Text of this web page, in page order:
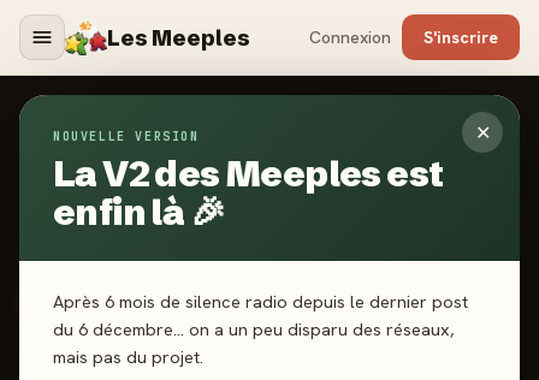
Les Meeples Connexion S'inscrire
✕
NOUVELLE VERSION
La V2 des Meeples est
enfin là 🎉
Après 6 mois de silence radio depuis le dernier post
du 6 décembre… on a un peu disparu des réseaux,
mais pas du projet.
Jeux/Secret identity
2024·FUNNYFOX
Secret identity
3-8 joueurs 10 ans+